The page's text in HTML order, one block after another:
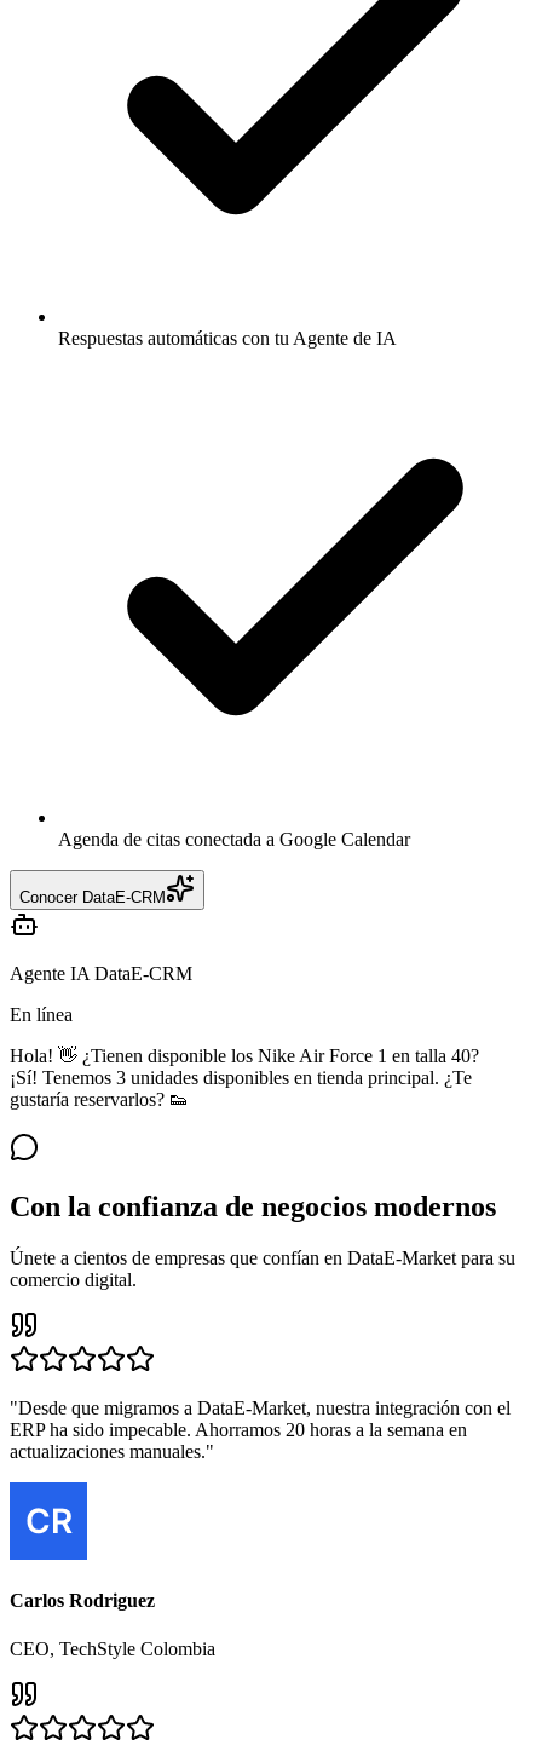
Respuestas automáticas con tu Agente de IA
Agenda de citas conectada a Google Calendar
Conocer DataE-CRM
Agente IA DataE-CRM
En línea
Hola! 👋 ¿Tienen disponible los Nike Air Force 1 en talla 40?
¡Sí! Tenemos 3 unidades disponibles en tienda principal. ¿Te
gustaría reservarlos? 👟
Con la confianza de negocios modernos
Únete a cientos de empresas que confían en DataE-Market para su
comercio digital.
"Desde que migramos a DataE-Market, nuestra integración con el
ERP ha sido impecable. Ahorramos 20 horas a la semana en
actualizaciones manuales."
Carlos Rodriguez
CEO, TechStyle Colombia